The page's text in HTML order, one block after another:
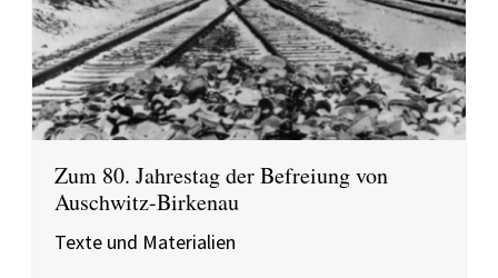
Zum 80. Jahrestag der Befreiung von
Auschwitz-Birkenau
Texte und Materialien